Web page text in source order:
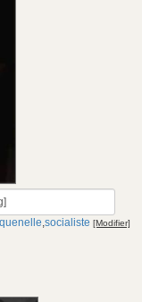
quenelle,socialiste [Modifier]